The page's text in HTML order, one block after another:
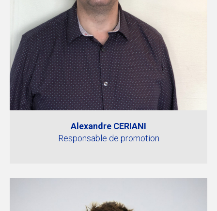
Alexandre CERIANI
Responsable de promotion